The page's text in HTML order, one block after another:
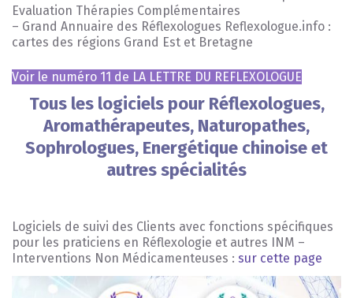
Evaluation Thérapies Complémentaires
– Grand Annuaire des Réflexologues Reflexologue.info :
cartes des régions Grand Est et Bretagne
Voir le numéro 11 de LA LETTRE DU REFLEXOLOGUE
Tous les logiciels pour Réflexologues,
Aromathérapeutes, Naturopathes,
Sophrologues, Energétique chinoise et
autres spécialités
Logiciels de suivi des Clients avec fonctions spécifiques
pour les praticiens en Réflexologie et autres INM –
Interventions Non Médicamenteuses : sur cette page